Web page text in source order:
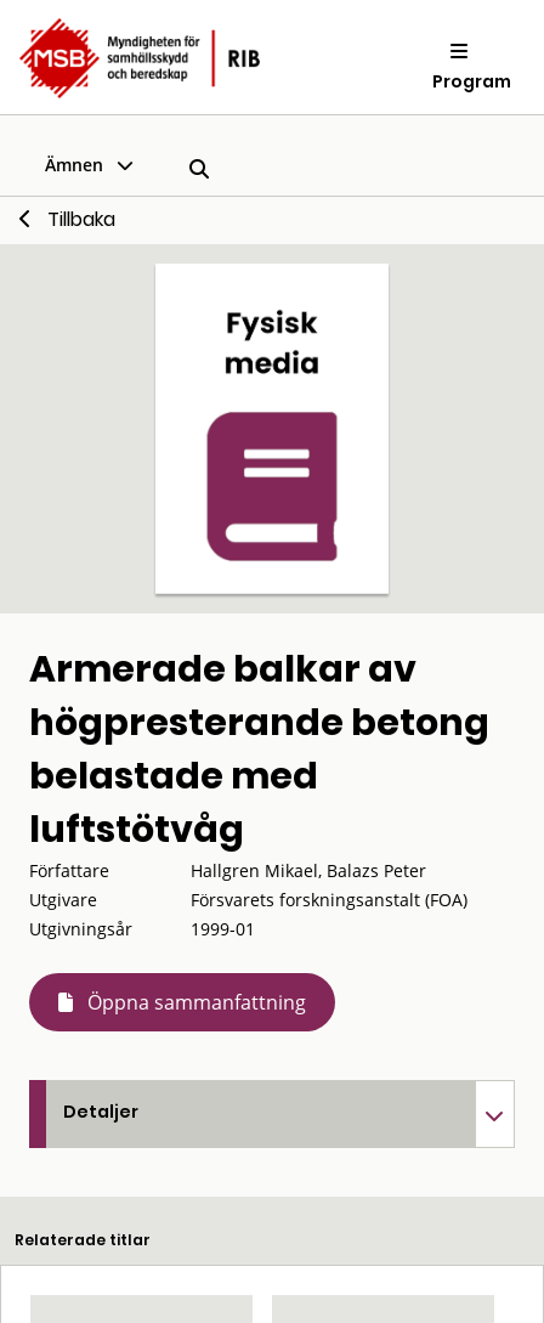
Program
Ämnen
Tillbaka
Armerade balkar av
högpresterande betong
belastade med
luftstötvåg
Författare
Hallgren Mikael, Balazs Peter
Utgivare
Försvarets forskningsanstalt (FOA)
Utgivningsår
1999-01
Öppna sammanfattning
Detaljer
Relaterade titlar